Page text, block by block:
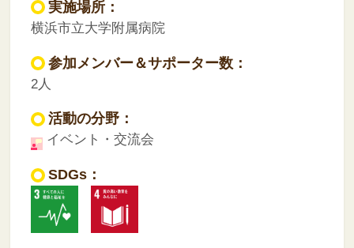
実施場所：
横浜市立大学附属病院
参加メンバー＆サポーター数：
2人
活動の分野：
イベント・交流会
SDGs：